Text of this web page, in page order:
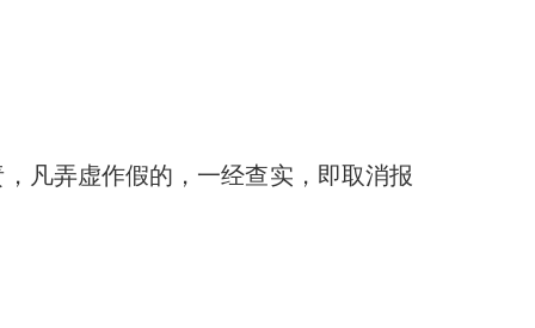
凡弄虚作假的，一经查实，即取消报